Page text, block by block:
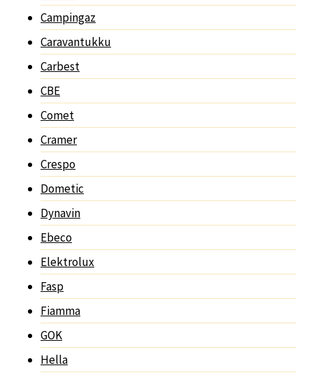
Campingaz
Caravantukku
Carbest
CBE
Comet
Cramer
Crespo
Dometic
Dynavin
Ebeco
Elektrolux
Fasp
Fiamma
GOK
Hella